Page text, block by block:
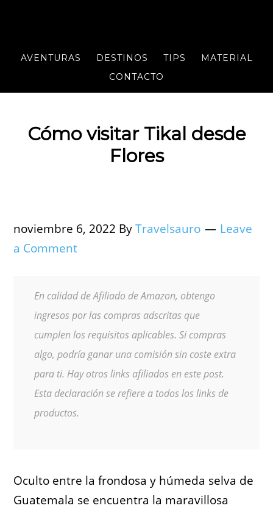
AVENTURAS DESTINOS TIPS
MATERIAL
CONTACTO
Cómo visitar Tikal desde
Flores
noviembre 6, 2022 ByTravelsauro
Leave
a Comment
En calidad de Afiliado de Amazon, obtengo
ingresos por las compras adscritas que
cumplen los requisitos aplicables. Si compras
algo, podría ganar una comisión sin coste extra
para ti. Hay otros links afiliados en este post.
Esta declaración se refiere a todos los links de
productos.
Oculto entre la frondosa y húmeda selva de
Guatemala se encuentra la maravillosa